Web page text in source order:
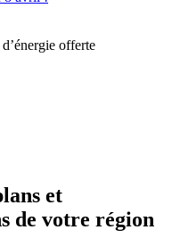
offerte
et
de votre région